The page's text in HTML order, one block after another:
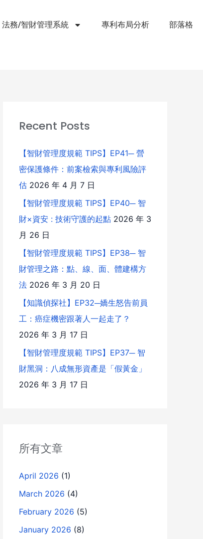
法務/智財管理系統 專利布局分析 部落格
Recent Posts
【智財管理度規範 TIPS】EP41─ 營
密保護條件：前案檢索與專利風險評
估 2026 年 4 月 7 日
【智財管理度規範 TIPS】EP40─ 智
財×資安 : 技術守護的起點 2026 年 3
月 26 日
【智財管理度規範 TIPS】EP38─ 智
財管理之路：點、線、面、體建構方
法 2026 年 3 月 20 日
【知識偵探社】EP32─嬌生怒告前員
工：癌症機密跟著人一起走了？
2026 年 3 月 17 日
【智財管理度規範 TIPS】EP37─ 智
財黑洞：八成無形資產是「假黃金」
2026 年 3 月 17 日
所有文章
April 2026 (1)
March 2026 (4)
February 2026 (5)
January 2026 (8)